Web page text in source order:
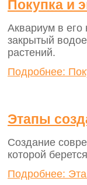
Покупка и
Аквариум в
закрытый
растений.
Подробнее:
Этапы
Создание
которой
Подробнее: